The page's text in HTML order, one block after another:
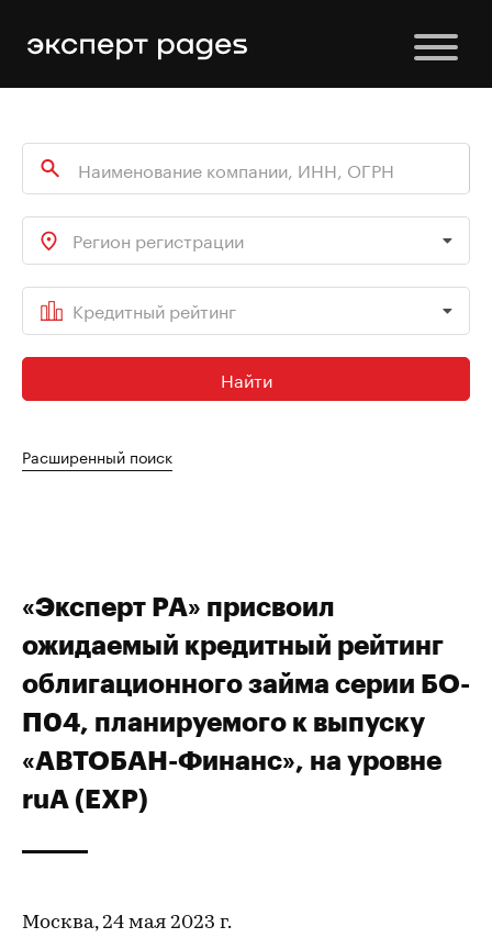
Регион регистрации
Кредитный рейтинг
Найти
Расширенный поиск
«Эксперт РА» присвоил
ожидаемый кредитный рейтинг
облигационного займа серии БО-
П04, планируемого к выпуску
«АВТОБАН-Финанс», на уровне
ruА (EXP)
Москва, 24 мая 2023 г.